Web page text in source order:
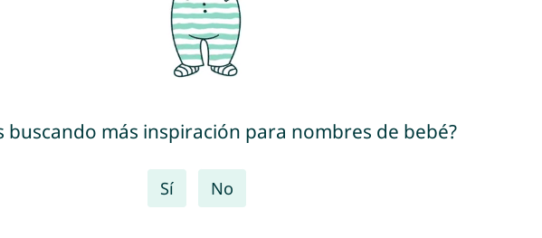
buscando más inspiración para nombres de bebé?
Sí No